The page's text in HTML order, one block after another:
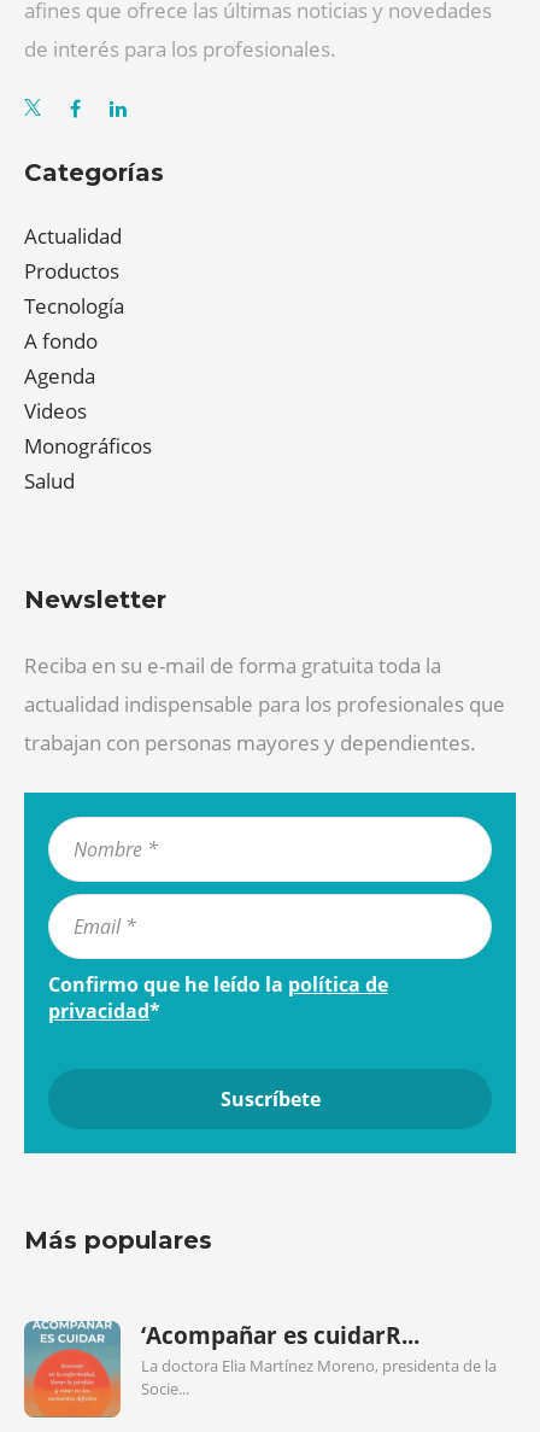
afines que ofrece las últimas noticias y novedades
de interés para los profesionales.
Categorías
Actualidad
Productos
Tecnología
A fondo
Agenda
Videos
Monográficos
Salud
Newsletter
Reciba en su e-mail de forma gratuita toda la
actualidad indispensable para los profesionales que
trabajan con personas mayores y dependientes.
Confirmo que he leído la política de
privacidad*
Más populares
‘Acompañar es cuidarR...
La doctora Elia Martínez Moreno, presidenta de la
Socie...